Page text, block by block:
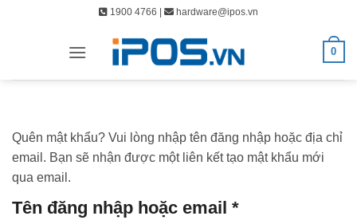
1900 4766 | hardware@ipos.vn
0
Quên mật khẩu? Vui lòng nhập tên đăng nhập hoặc địa chỉ
email. Bạn sẽ nhận được một liên kết tạo mật khẩu mới
qua email.
Tên đăng nhập hoặc email *Bắt